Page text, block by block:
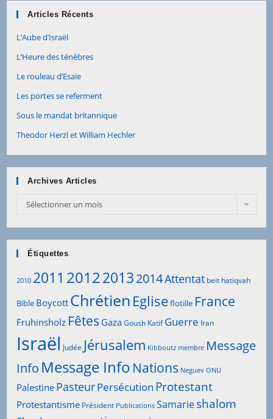
Articles Récents
L’Aube d’Israël
L’Heure des ténèbres
Le rouleau d’Esaïe
Les portes se referment
Sous le mandat britannique
Theodor Herzl et William Hechler
Archives Articles
Sélectionner un mois
Étiquettes
2010 2011 201220132014Attentat beit hatiqvah
Bible Boycott Chrétien Egliseflotille France
Fruhinsholz Fêtes GazaGoush Katif Guerre Iran
Israël Judée Jérusalem Kibboutz membre Message
Info Message Info Nations Neguev ONU
Palestine PasteurPersécution Protestant
Protestantisme Président Publications Samarieshalom